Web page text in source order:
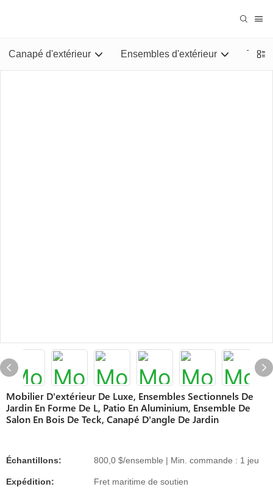
Canapé d'extérieur Ensembles d'extérieur
Mobilier D'extérieur De Luxe, Ensembles Sectionnels De
Jardin En Forme De L, Patio En Aluminium, Ensemble De
Salon En Bois De Teck, Canapé D'angle De Jardin
Échantillons: 800,0 $/ensemble | Min. commande : 1 jeu
Expédition: Fret maritime de soutien